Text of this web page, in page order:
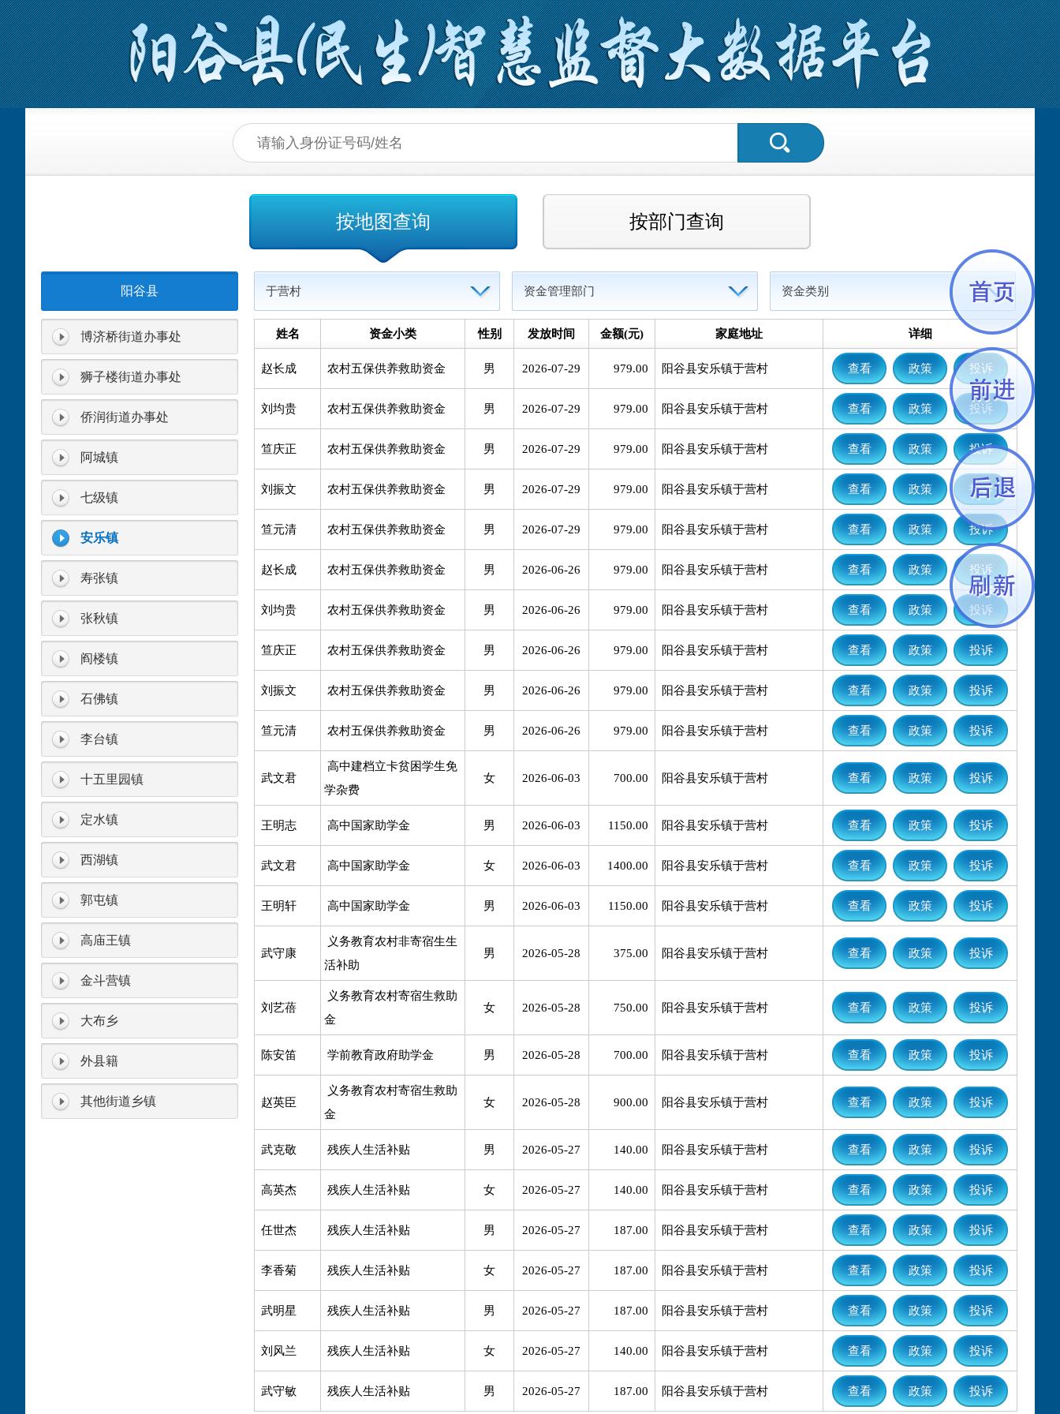
按地图查询 按部门查询
阳谷县
博济桥街道办事处
狮子楼街道办事处
侨润街道办事处
阿城镇
七级镇
安乐镇
寿张镇
张秋镇
阎楼镇
石佛镇
李台镇
十五里园镇
定水镇
西湖镇
郭屯镇
高庙王镇
金斗营镇
大布乡
外县籍
其他街道乡镇
于营村 资金管理部门 资金类别
姓名 资金小类 性别 发放时间 金额(元) 家庭地址 详细
赵长成 农村五保供养救助资金 男 2026-07-29 979.00 阳谷县安乐镇于营村 查看 政策 投诉
刘均贵 农村五保供养救助资金 男 2026-07-29 979.00 阳谷县安乐镇于营村 查看 政策 投诉
笪庆正 农村五保供养救助资金 男 2026-07-29 979.00 阳谷县安乐镇于营村 查看 政策 投诉
刘振文 农村五保供养救助资金 男 2026-07-29 979.00 阳谷县安乐镇于营村 查看 政策 投诉
笪元清 农村五保供养救助资金 男 2026-07-29 979.00 阳谷县安乐镇于营村 查看 政策 投诉
赵长成 农村五保供养救助资金 男 2026-06-26 979.00 阳谷县安乐镇于营村 查看 政策 投诉
刘均贵 农村五保供养救助资金 男 2026-06-26 979.00 阳谷县安乐镇于营村 查看 政策 投诉
笪庆正 农村五保供养救助资金 男 2026-06-26 979.00 阳谷县安乐镇于营村 查看 政策 投诉
刘振文 农村五保供养救助资金 男 2026-06-26 979.00 阳谷县安乐镇于营村 查看 政策 投诉
笪元清 农村五保供养救助资金 男 2026-06-26 979.00 阳谷县安乐镇于营村 查看 政策 投诉
武文君
高中建档立卡贫困学生免
学杂费
女 2026-06-03 700.00 阳谷县安乐镇于营村 查看 政策 投诉
王明志 高中国家助学金 男 2026-06-03 1150.00 阳谷县安乐镇于营村 查看 政策 投诉
武文君 高中国家助学金 女 2026-06-03 1400.00 阳谷县安乐镇于营村 查看 政策 投诉
王明轩 高中国家助学金 男 2026-06-03 1150.00 阳谷县安乐镇于营村 查看 政策 投诉
武守康
义务教育农村非寄宿生生
活补助
男 2026-05-28 375.00 阳谷县安乐镇于营村 查看 政策 投诉
刘艺蓓
义务教育农村寄宿生救助
金
女 2026-05-28 750.00 阳谷县安乐镇于营村 查看 政策 投诉
陈安笛 学前教育政府助学金 男 2026-05-28 700.00 阳谷县安乐镇于营村 查看 政策 投诉
赵英臣
义务教育农村寄宿生救助
金
女 2026-05-28 900.00 阳谷县安乐镇于营村 查看 政策 投诉
武克敬 残疾人生活补贴 男 2026-05-27 140.00 阳谷县安乐镇于营村 查看 政策 投诉
高英杰 残疾人生活补贴 女 2026-05-27 140.00 阳谷县安乐镇于营村 查看 政策 投诉
任世杰 残疾人生活补贴 男 2026-05-27 187.00 阳谷县安乐镇于营村 查看 政策 投诉
李香菊 残疾人生活补贴 女 2026-05-27 187.00 阳谷县安乐镇于营村 查看 政策 投诉
武明星 残疾人生活补贴 男 2026-05-27 187.00 阳谷县安乐镇于营村 查看 政策 投诉
刘风兰 残疾人生活补贴 女 2026-05-27 140.00 阳谷县安乐镇于营村 查看 政策 投诉
武守敏 残疾人生活补贴 男 2026-05-27 187.00 阳谷县安乐镇于营村 查看 政策 投诉